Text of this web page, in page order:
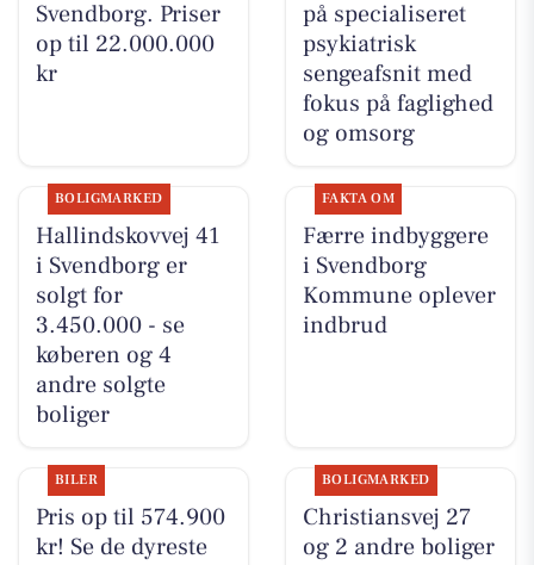
Svendborg. Priser
op til 22.000.000
kr
på specialiseret
psykiatrisk
sengeafsnit med
fokus på faglighed
og omsorg
BOLIGMARKED
Hallindskovvej 41
i Svendborg er
solgt for
3.450.000 - se
køberen og 4
andre solgte
boliger
FAKTA OM
Færre indbyggere
i Svendborg
Kommune oplever
indbrud
BILER
Pris op til 574.900
kr! Se de dyreste
BOLIGMARKED
Christiansvej 27
og 2 andre boliger